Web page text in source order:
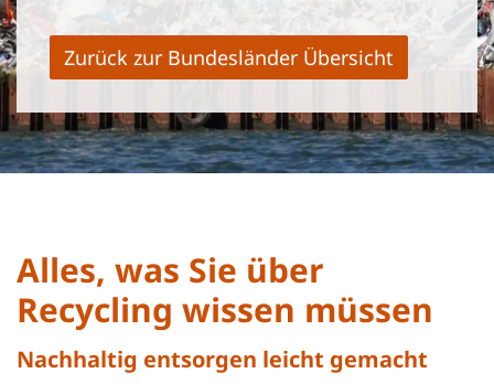
Zurück zur Bundesländer Übersicht
Alles, was Sie über
Recycling wissen müssen
Nachhaltig entsorgen leicht gemacht